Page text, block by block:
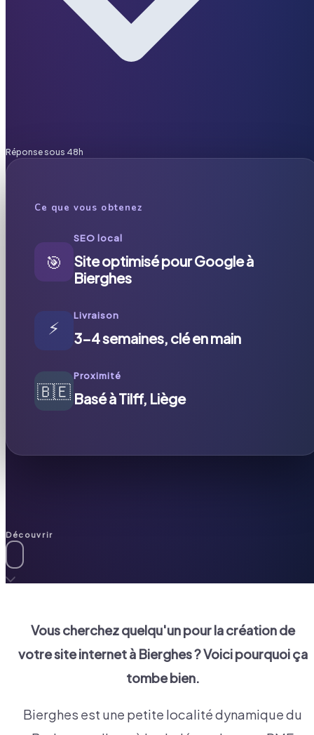
Réponse sous 48h
Ce que vous obtenez
🎯
SEO local
Site optimisé pour Google à
Bierghes
⚡
Livraison
3-4 semaines, clé en main
🇧🇪
Proximité
Basé à Tilff, Liège
Découvrir
Vous cherchez quelqu'un pour la création de
votre site internet à Bierghes? Voici pourquoi ça
tombe bien.
Bierghes est une petite localité dynamique du